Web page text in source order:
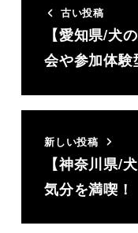
古い投稿
【愛知県/犬
会や参加体
新しい投稿
【神奈川県/
気分を満喫